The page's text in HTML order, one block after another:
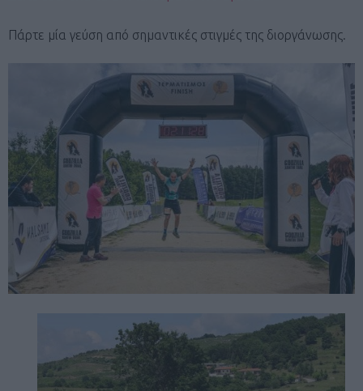
Πάρτε μία γεύση από σημαντικές στιγμές της διοργάνωσης.